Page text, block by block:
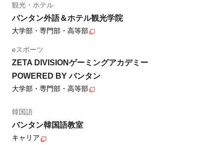
観光・ホテル
バンタン外語＆ホテル観光学院
大学部・専門部・高等部
eスポーツ
ZETA DIVISIONゲーミングアカデミー
POWERED BY バンタン
大学部・専門部・高等部
韓国語
バンタン韓国語教室
キャリア